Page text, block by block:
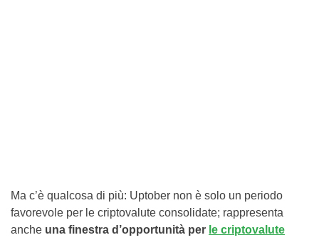
Ma c’è qualcosa di più: Uptober non è solo un periodo
favorevole per le criptovalute consolidate; rappresenta
anche una finestra d’opportunità per le criptovalute